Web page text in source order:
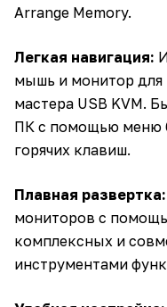
Arrange Memory.
Легкая навигация:
мышь и монитор
мастера USB KVM.
ПК с помощью меню
горячих клавиш.
Плавная развертка:
мониторов с
комплексных и
инструментами